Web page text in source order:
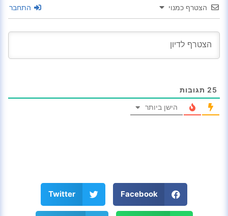
הצטרף כמנוי התחבר
25 תגובות
הישן ביותר
Facebook
Twitter